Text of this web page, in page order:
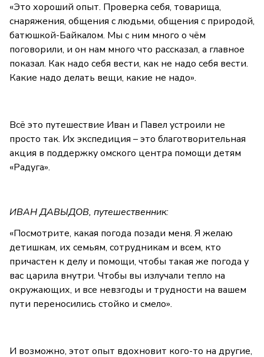
«Это хороший опыт. Проверка себя, товарища,
снаряжения, общения с людьми, общения с природой,
батюшкой-Байкалом. Мы с ним много о чём
поговорили, и он нам много что рассказал, а главное
показал. Как надо себя вести, как не надо себя вести.
Какие надо делать вещи, какие не надо».
Всё это путешествие Иван и Павел устроили не
просто так. Их экспедиция – это благотворительная
акция в поддержку омского центра помощи детям
«Радуга».
ИВАН ДАВЫДОВ, путешественник:
«Посмотрите, какая погода позади меня. Я желаю
детишкам, их семьям, сотрудникам и всем, кто
причастен к делу и помощи, чтобы такая же погода у
вас царила внутри. Чтобы вы излучали тепло на
окружающих, и все невзгоды и трудности на вашем
пути переносились стойко и смело».
И возможно, этот опыт вдохновит кого-то на другие,